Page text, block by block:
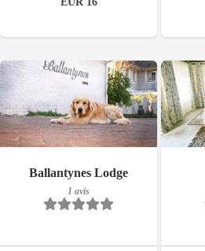
Ballantynes Lodge
1 avis
Petit-déjeuner inclus
1 avis